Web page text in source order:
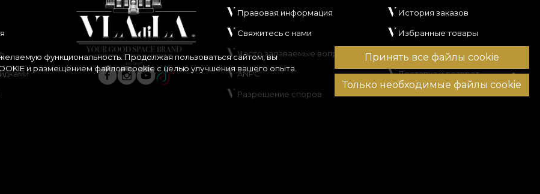
функциональность. Продолжая пользоваться сайтом, вы
и размещением файлов cookie с целью улучшения вашего опыта.
Принять все файлы cookie
Только необходимые файлы cookie
Правовая информация
Свяжитесь с нами
Часто задаваемые вопросы
ANPC
Разрешение споров
История заказов
Избранные товары
Способы оплаты
Доставка и возврат